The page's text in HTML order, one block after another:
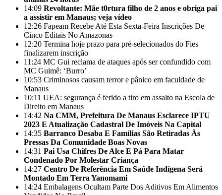
14:09 Revoltante: Mãe t0rtura filho de 2 anos e obriga pai
a assistir em Manaus; veja vídeo
12:26 Fapeam Recebe Até Esta Sexta-Feira Inscrições De
Cinco Editais No Amazonas
12:20 Termina hoje prazo para pré-selecionados do Fies
finalizarem inscrição
11:24 MC Gui reclama de ataques após ser confundido com
MC Guimê: ‘Burro’
10:53 Criminosos causam terror e pânico em faculdade de
Manaus
10:11 UEA: segurança é ferido a tiro em assalto na Escola de
Direito em Manaus
14:42 Na CMM, Prefeitura De Manaus Esclarece IPTU
2023 E Atualização Cadastral De Imóveis Na Capital
14:35 Barranco Desaba E Famílias São Retiradas Às
Pressas Da Comunidade Boas Novas
14:31 Pai Usa Chifres De Alce E Pá Para Matar
Condenado Por Molestar Criança
14:27 Centro De Referência Em Saúde Indígena Será
Montado Em Terra Yanomami
14:24 Embalagens Ocultam Parte Dos Aditivos Em Alimentos